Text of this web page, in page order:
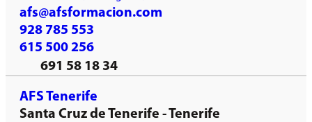
afs@afsformacion.com
928 785 553
615 500 256
691 58 18 34
AFS Tenerife
Santa Cruz de Tenerife - Tenerife